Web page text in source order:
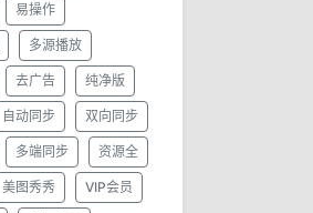
易操作
多源播放
去广告 纯净版
自动同步 双向同步
多端同步 资源全
美图秀秀 VIP会员